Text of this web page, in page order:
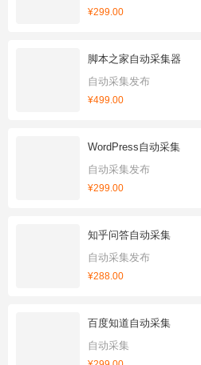
¥299.00
脚本之家自动采集器
自动采集发布
¥499.00
WordPress自动采集
自动采集发布
¥299.00
知乎问答自动采集
自动采集发布
¥288.00
百度知道自动采集
自动采集